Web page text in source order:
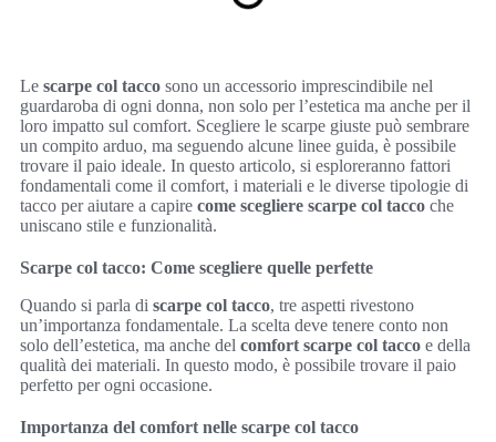
Le scarpe col tacco sono un accessorio imprescindibile nel
guardaroba di ogni donna, non solo per l’estetica ma anche per il
loro impatto sul comfort. Scegliere le scarpe giuste può sembrare
un compito arduo, ma seguendo alcune linee guida, è possibile
trovare il paio ideale. In questo articolo, si esploreranno fattori
fondamentali come il comfort, i materiali e le diverse tipologie di
tacco per aiutare a capire come scegliere scarpe col tacco che
uniscano stile e funzionalità.
Scarpe col tacco: Come scegliere quelle perfette
Quando si parla di scarpe col tacco, tre aspetti rivestono
un’importanza fondamentale. La scelta deve tenere conto non
solo dell’estetica, ma anche del comfort scarpe col tacco e della
qualità dei materiali. In questo modo, è possibile trovare il paio
perfetto per ogni occasione.
Importanza del comfort nelle scarpe col tacco